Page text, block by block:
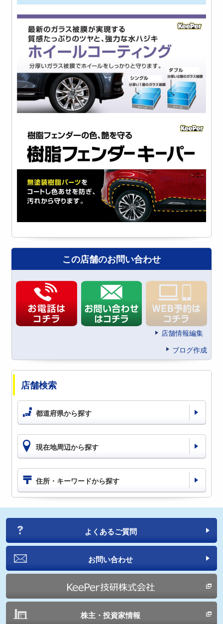
この店舗のお問い合わせ
店舗情報編集
ブログ作成
店舗検索
都道府県から探す
現在地周辺から探す
住所・キーワードから探す
よくあるご質問
お問い合わせ
株主・投資家情報